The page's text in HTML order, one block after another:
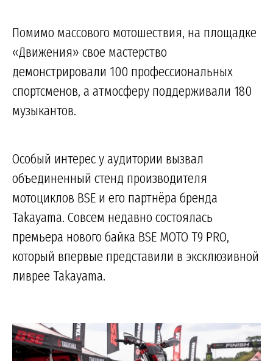
Помимо массового мотошествия, на площадке
«Движения» свое мастерство
демонстрировали 100 профессиональных
спортсменов, а атмосферу поддерживали 180
музыкантов.
Особый интерес у аудитории вызвал
объединенный стенд производителя
мотоциклов BSE и его партнёра бренда
Takayama. Совсем недавно состоялась
премьера нового байка BSE MOTO T9 PRO,
который впервые представили в эксклюзивной
ливрее Takayama.